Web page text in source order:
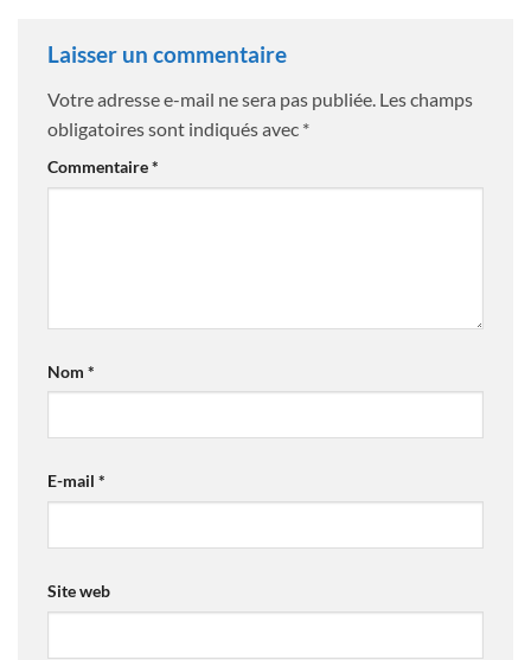
Laisser un commentaire
Votre adresse e-mail ne sera pas publiée. Les champs
obligatoires sont indiqués avec *
Commentaire*
Nom *
E-mail *
Site web